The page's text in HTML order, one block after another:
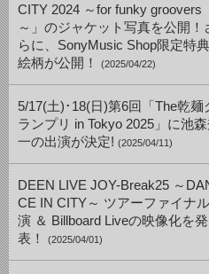
CITY 2024 ～for funky groovers
～」のジャケット写真を公開！
らに、SonyMusic Shop限定特
絵柄が公開！
(2025/04/22)
5/17(土)･18(日)第6回「The乾麺
ランプリ in Tokyo 2025」に池森
一の出演が決定! (2025/04/11)
DEEN LIVE JOY-Break25 ～
CE IN CITY～ ツアーファイナ
演 ＆ Billboard Liveの映像化を発
表！
(2025/04/01)